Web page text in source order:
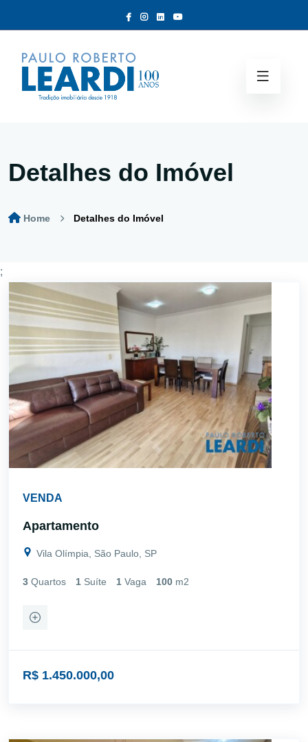
Detalhes do Imóvel
Home Detalhes do Imóvel
;
VENDA
Apartamento
Vila Olímpia, São Paulo, SP
3 Quartos 1 Suíte 1 Vaga 100 m2
R$ 1.450.000,00